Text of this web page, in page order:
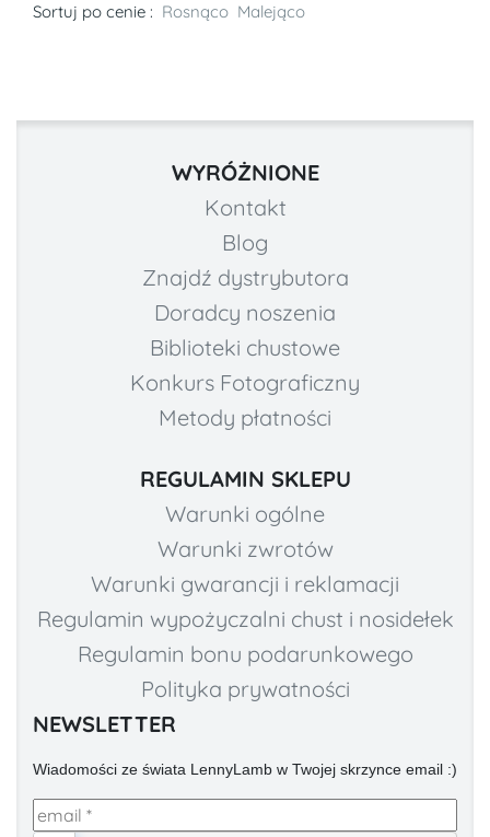
Sortuj po cenie : Rosnąco Malejąco
WYRÓŻNIONE
Kontakt
Blog
Znajdź dystrybutora
Doradcy noszenia
Biblioteki chustowe
Konkurs Fotograficzny
Metody płatności
REGULAMIN SKLEPU
Warunki ogólne
Warunki zwrotów
Warunki gwarancji i reklamacji
Regulamin wypożyczalni chust i nosidełek
Regulamin bonu podarunkowego
Polityka prywatności
NEWSLETTER
Wiadomości ze świata LennyLamb w Twojej skrzynce email :)